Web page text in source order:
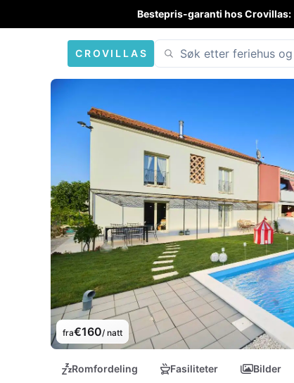
Bestepris-garanti hos Crovillas:
CROVILLAS
fra€160/ natt
Romfordeling Fasiliteter Bilder